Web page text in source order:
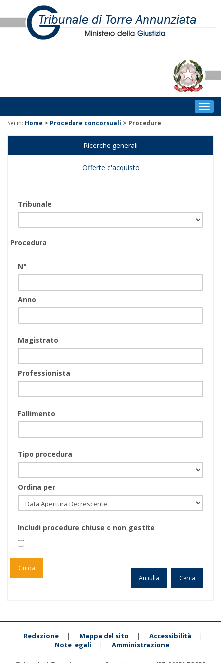
Sei in: Home > Procedure concorsuali > Procedure
Ricerche generali
Offerte d'acquisto
Tribunale
Procedura
N°
Anno
Magistrato
Professionista
Fallimento
Tipo procedura
Ordina per
Includi procedure chiuse o non gestite
Redazione | Mappa del sito | Accessibilità |
Note legali | Amministrazione